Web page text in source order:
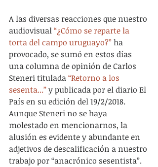
A las diversas reacciones que nuestro
audiovisual “¿Cómo se reparte la
torta del campo uruguayo?” ha
provocado, se sumó en estos días
una columna de opinión de Carlos
Steneri titulada “Retorno a los
sesenta...” y publicada por el diario El
País en su edición del 19/2/2018.
Aunque Steneri no se haya
molestado en mencionarnos, la
alusión es evidente y abundante en
adjetivos de descalificación a nuestro
trabajo por “anacrónico sesentista”.